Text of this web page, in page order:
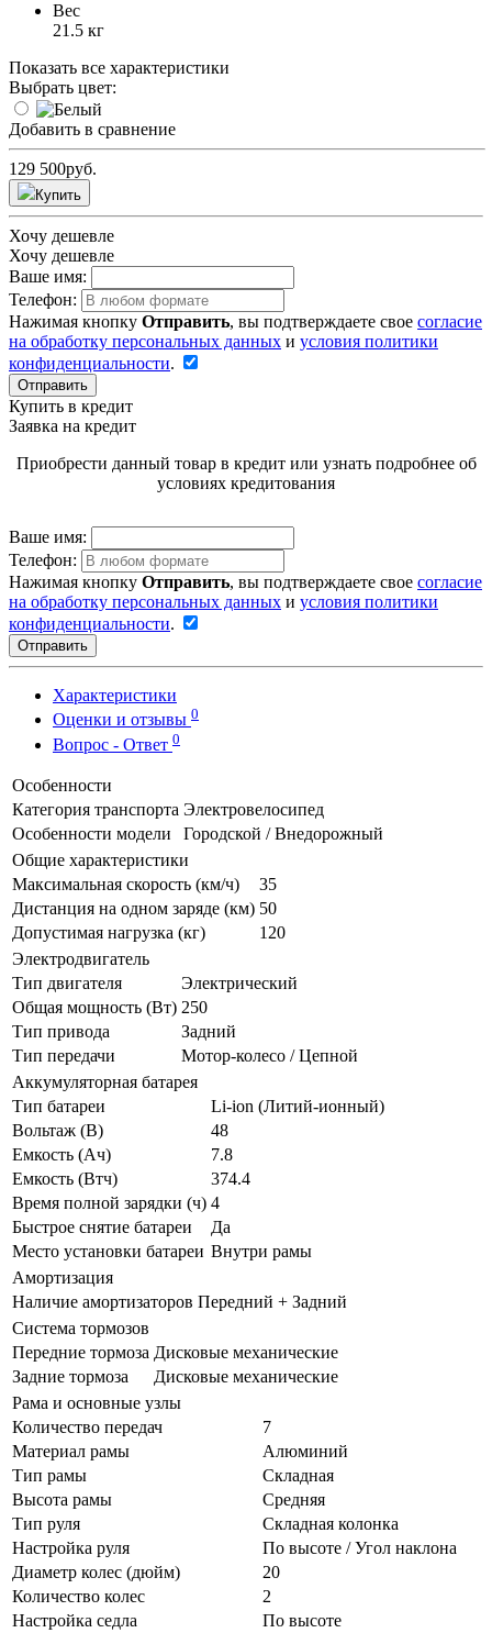
Вес
21.5 кг
Показать все характеристики
Выбрать цвет:
Добавить в сравнение
129 500руб.
Купить
Хочу дешевле
Хочу дешевле
Ваше имя:
Телефон:
Нажимая кнопку Отправить, вы подтверждаете свое согласие
на обработку персональных данных и условия политики
конфиденциальности.
Отправить
Купить в кредит
Заявка на кредит
Приобрести данный товар в кредит или узнать подробнее об
условиях кредитования
Ваше имя:
Телефон:
Нажимая кнопку Отправить, вы подтверждаете свое согласие
на обработку персональных данных и условия политики
конфиденциальности.
Отправить
Характеристики
Оценки и отзывы 0
Вопрос - Ответ 0
Особенности
Категория транспорта Электровелосипед
Особенности модели
Городской / Внедорожный
Общие характеристики
Максимальная скорость (км/ч)
35
Дистанция на одном заряде (км) 50
Допустимая нагрузка (кг)
120
Электродвигатель
Тип двигателя
Электрический
Общая мощность (Вт) 250
Тип привода
Задний
Тип передачи
Мотор-колесо / Цепной
Аккумуляторная батарея
Тип батареи
Li-ion (Литий-ионный)
Вольтаж (В)
48
Емкость (Ач)
7.8
Емкость (Втч)
374.4
Время полной зарядки (ч) 4
Быстрое снятие батареи
Да
Место установки батареи Внутри рамы
Амортизация
Наличие амортизаторов Передний + Задний
Система тормозов
Передние тормоза Дисковые механические
Задние тормоза
Дисковые механические
Рама и основные узлы
Количество передач
7
Материал рамы
Алюминий
Тип рамы
Складная
Высота рамы
Средняя
Тип руля
Складная колонка
Настройка руля
По высоте / Угол наклона
Диаметр колес (дюйм)
20
Количество колес
2
Настройка седла
По высоте